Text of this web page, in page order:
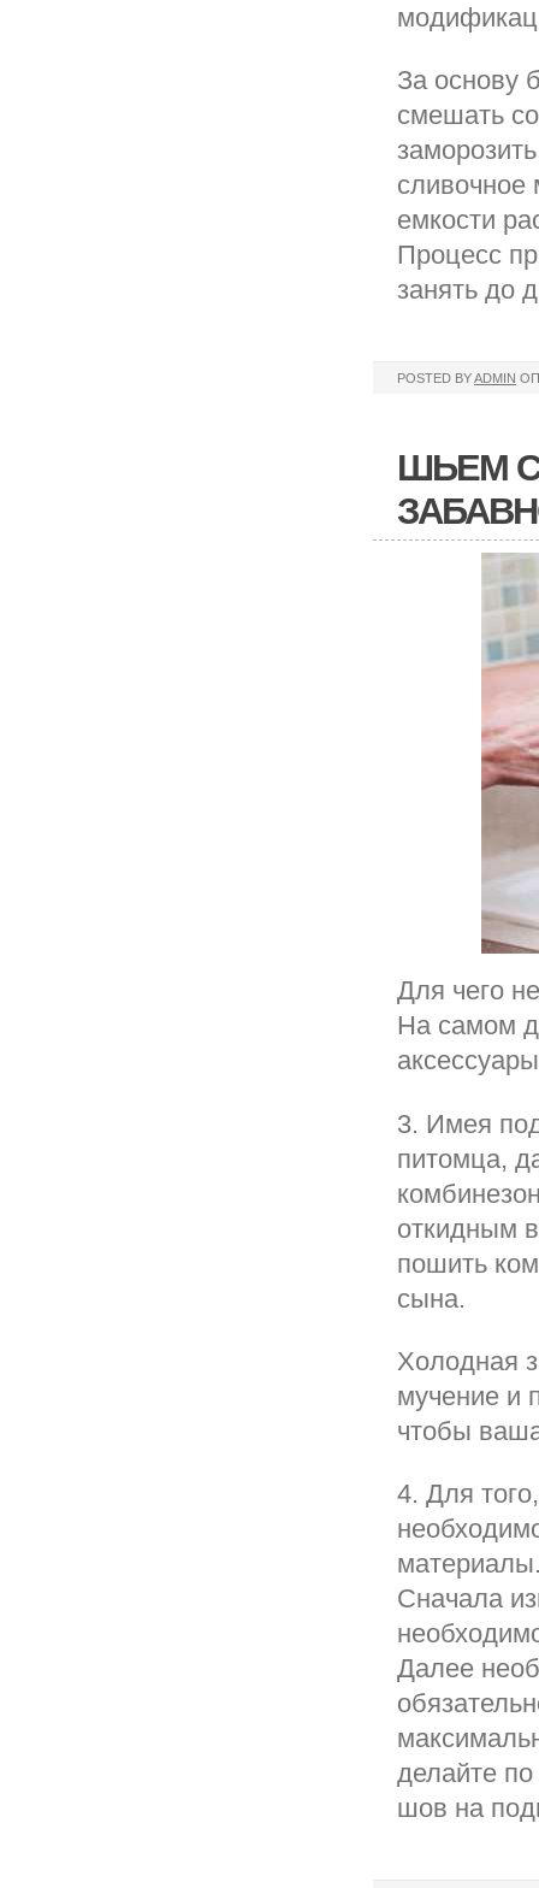
За основу
смешать
сливочное
емкости
Процесс
занять до
POSTED BYADMIN
ШЬЕМ
Для чего
На самом
3. Имея
питомца,
откидным
пошить
сына.
Холодная
мучение и
чтобы
4. Для
Сначала
Далее
делайте
шов на